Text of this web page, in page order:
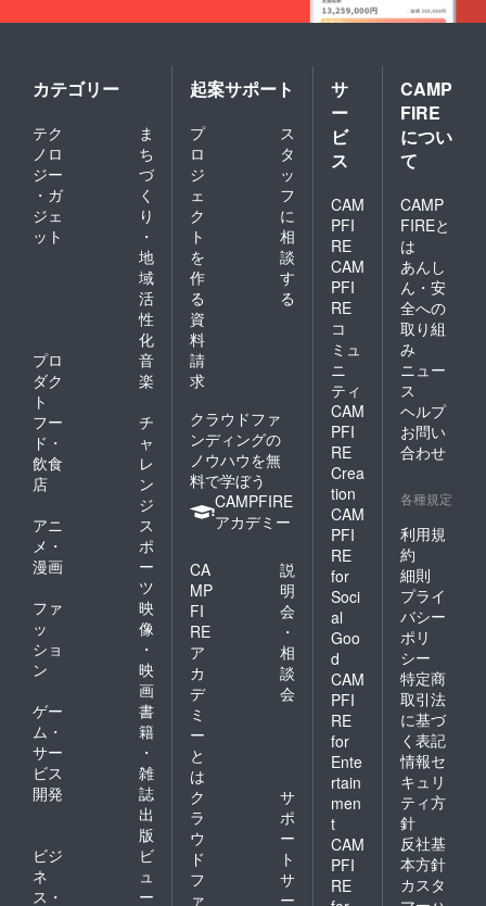
所は宮
城大学
市民セ
ター、
市民活
動サ
ポート
区役
所、市
役所や
福祉事
業所な
どに掲
示して
もらう
予定で
す。そ
の他も
掲示で
きそう
なとこ
ろがあ
れば交
いく予
す。も
し掲載
してく
れる団
体様が
ありま
したら
連絡く
ださ
い。
・当
日チラ
リーフ
レット
配布希
望の場
合、
『チラ
シ・
リーフ
レット
が良い
場合は
画像が
現段階
のポス
ターチ
ラシに
す。赤
字の欄
に協賛
団体と
して掲
載され
ます。
※チラシ
ポス
ターの
掲載場
所と期
間につ
いては
現在調
整中で
予定で
は2/29
～3/29
の一ヵ
月を想
定して
いま
す。掲
載場所
は宮城
様、各
市民セ
ター、
市民活
動サ
ポート
セン
ター、
所、市
役所や
福祉事
体の数
によっ
サイズ
で印刷
す。
・協
一覧の
ポス
ターチ
ラシで
掲載す
る団体
名、ロ
ゴ掲載
が良い
場合は
画像を
送付下
さい。
※画像が
現段階
のポス
ラシに
なりま
す。赤
字欄に
協賛団
体とし
て掲載
されま
す。 ※
チラシ
ターの
掲載場
所と期
間につ
いては
現在調
整中で
す。
2/29～
3/29の
一ヵ月
を想定
してい
カテゴリー
テク
ノロ
ジー
・ガ
ジェ
ット
ま
ち
づ
く
り
・
地
域
活
性
化
プロ
ダク
ト
音
楽
フー
ド・
飲食
店
チ
ャ
レ
ン
ジ
アニ
メ・
漫画
ス
ポ
ー
ツ
ファ
ッ
ショ
ン
映
像
・
映
画
ゲー
ム・
サー
ビス
開発
書
籍
・
雑
誌
出
版
ビジ
ネ
ス・
ビ
ュ
ー
起案サポート
プ
ロ
ジ
ェ
ク
ト
を
作
る
ス
タ
ッ
フ
に
相
談
す
る
資
料
請
求
クラウドファ
ンディングの
ノウハウを無
料で学ぼう
CAMPFIRE
アカデミー
CA
MP
FI
RE
ア
カ
デ
ミ
ー
と
は
説
明
会
・
相
談
会
ク
ラ
ウ
ド
フ
ァ
サ
ポ
ー
ト
サ
ー
サ
ー
ビ
ス
CAM
PFI
RE
CAM
PFI
RE
コ
ミュ
ニ
ティ
CAM
PFI
RE
Crea
tion
CAM
PFI
RE
for
Soci
al
Goo
d
CAM
PFI
RE
for
Ente
rtain
men
t
CAM
PFI
RE
CAMP
FIRE
につい
て
CAMP
FIREと
は
あんし
ん・安
全への
取り組
み
ニュー
ス
ヘルプ
お問い
合わせ
各種規定
利用規
約
細則
プライ
バシー
ポリ
シー
特定商
取引法
に基づ
く表記
情報セ
キュリ
ティ方
針
反社基
本方針
カスタ